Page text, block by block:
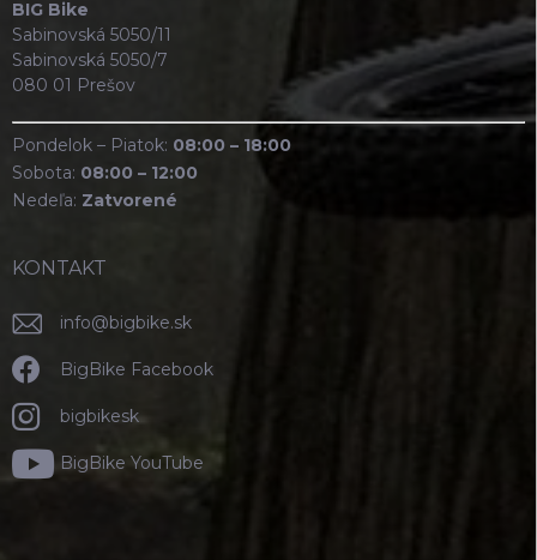
BIG Bike
Sabinovská 5050/11
Sabinovská 5050/7
080 01 Prešov
Pondelok – Piatok: 08:00 – 18:00
Sobota: 08:00 – 12:00
Nedeľa: Zatvorené
KONTAKT
info@bigbike.sk
BigBike Facebook
bigbikesk
BigBike YouTube